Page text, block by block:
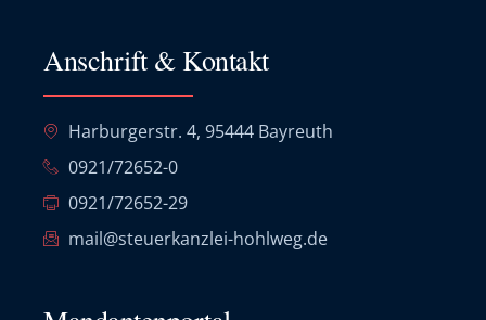
Anschrift & Kontakt
Harburgerstr. 4, 95444 Bayreuth
0921/72652-0
0921/72652-29
mail@steuerkanzlei-hohlweg.de